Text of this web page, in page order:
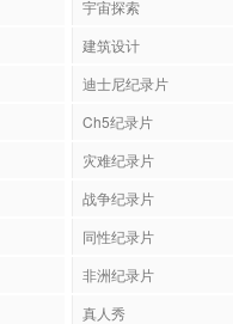
宇宙探索
建筑设计
迪士尼纪录片
Ch5纪录片
灾难纪录片
战争纪录片
同性纪录片
非洲纪录片
真人秀